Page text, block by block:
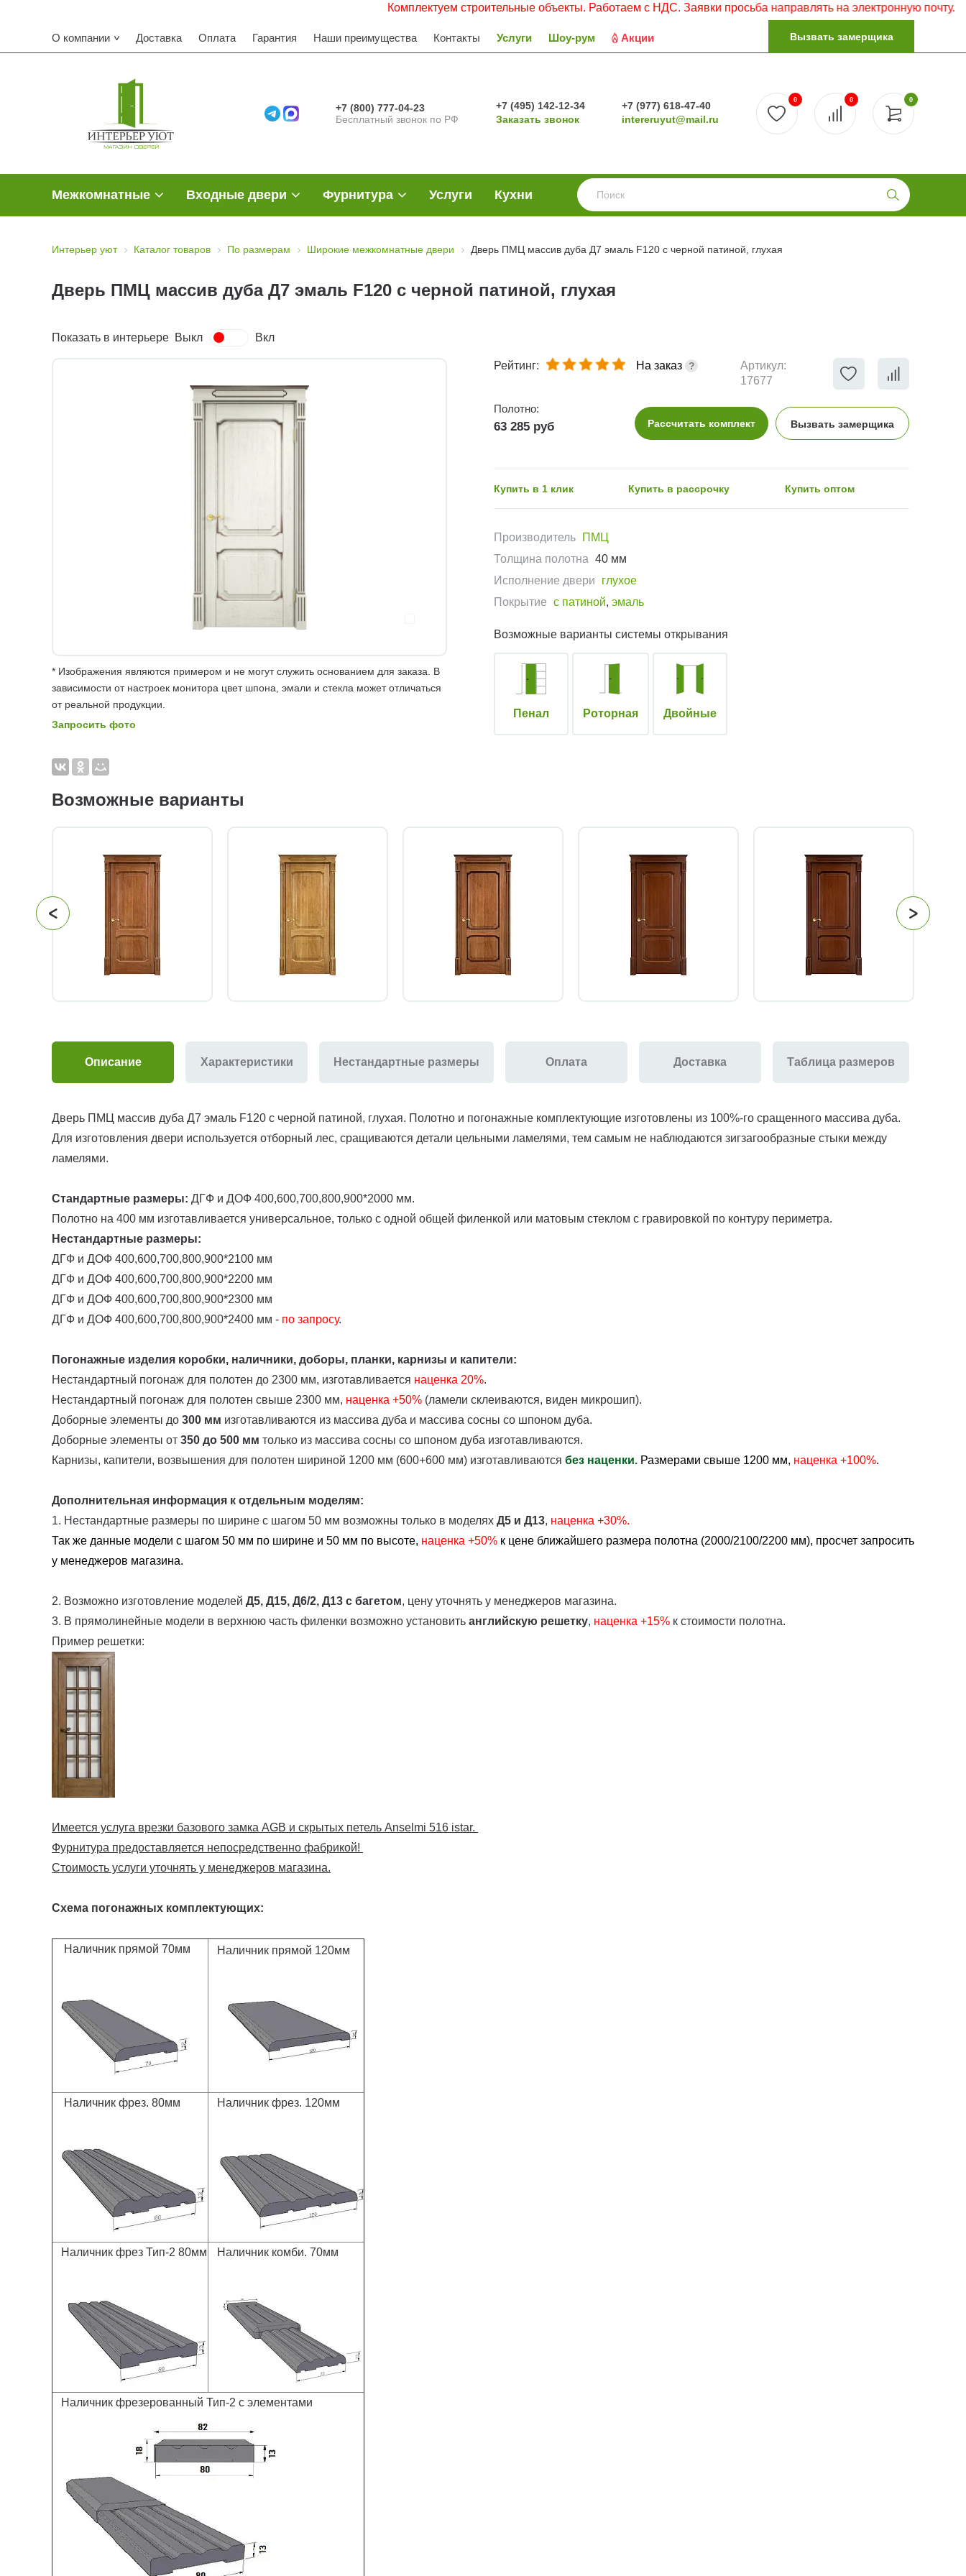
Комплектуем строительные объекты. Работаем с НДС. Заявки просьба направлять на электронную почту.
О компании Доставка Оплата Гарантия Наши преимущества Контакты Услуги Шоу-рум Акции Вызвать замерщика
+7 (800) 777-04-23
Бесплатный звонок по РФ
+7 (495) 142-12-34
Заказать звонок
+7 (977) 618-47-40
intereruyut@mail.ru
0
0 0
Межкомнатные Входные двери Фурнитура Услуги Кухни
Интерьер уют Каталог товаров По размерам Широкие межкомнатные двери Дверь ПМЦ массив дуба Д7 эмаль F120 с черной патиной, глухая
Дверь ПМЦ массив дуба Д7 эмаль F120 с черной патиной, глухая
Показать в интерьере Выкл Вкл
* Изображения являются примером и не могут служить основанием для заказа. В
зависимости от настроек монитора цвет шпона, эмали и стекла может отличаться
от реальной продукции.
Запросить фото
Рейтинг: На заказ
Артикул:
17677
Полотно:
63 285 руб Рассчитать комплект Вызвать замерщика
Купить в 1 клик Купить в рассрочку Купить оптом
Производитель
ПМЦ
Толщина полотна 40 мм
Исполнение двери
глухое
Покрытие с патиной, эмаль
Возможные варианты системы открывания
Пенал Роторная Двойные
Возможные варианты
Описание Характеристики Нестандартные размеры Оплата Доставка Таблица размеров
Дверь ПМЦ массив дуба Д7 эмаль F120 с черной патиной, глухая. Полотно и погонажные комплектующие изготовлены из 100%-го сращенного массива дуба.
Для изготовления двери используется отборный лес, сращиваются детали цельными ламелями, тем самым не наблюдаются зигзагообразные стыки между
ламелями.
Стандартные размеры: ДГФ и ДОФ 400,600,700,800,900*2000 мм.
Полотно на 400 мм изготавливается универсальное, только с одной общей филенкой или матовым стеклом с гравировкой по контуру периметра.
Нестандартные размеры:
ДГФ и ДОФ 400,600,700,800,900*2100 мм
ДГФ и ДОФ 400,600,700,800,900*2200 мм
ДГФ и ДОФ 400,600,700,800,900*2300 мм
ДГФ и ДОФ 400,600,700,800,900*2400 мм - по запросу.
Погонажные изделия коробки, наличники, доборы, планки, карнизы и капители:
Нестандартный погонаж для полотен до 2300 мм, изготавливается наценка 20%.
Нестандартный погонаж для полотен свыше 2300 мм, наценка +50% (ламели склеиваются, виден микрошип).
Доборные элементы до 300 мм изготавливаются из массива дуба и массива сосны со шпоном дуба.
Доборные элементы от 350 до 500 мм только из массива сосны со шпоном дуба изготавливаются.
Карнизы, капители, возвышения для полотен шириной 1200 мм (600+600 мм) изготавливаются без наценки. Размерами свыше 1200 мм, наценка +100%.
Дополнительная информация к отдельным моделям:
1. Нестандартные размеры по ширине с шагом 50 мм возможны только в моделях Д5 и Д13, наценка +30%.
Так же данные модели с шагом 50 мм по ширине и 50 мм по высоте, наценка +50% к цене ближайшего размера полотна (2000/2100/2200 мм), просчет запросить
у менеджеров магазина.
2. Возможно изготовление моделей Д5, Д15, Д6/2, Д13 с багетом, цену уточнять у менеджеров магазина.
3. В прямолинейные модели в верхнюю часть филенки возможно установить английскую решетку, наценка +15% к стоимости полотна.
Пример решетки:
Имеется услуга врезки базового замка AGB и скрытых петель Anselmi 516 istar.
Фурнитура предоставляется непосредственно фабрикой!
Стоимость услуги уточнять у менеджеров магазина.
Схема погонажных комплектующих:
Наличник прямой 70мм Наличник прямой 120мм
Наличник фрез. 80мм Наличник фрез. 120мм
Наличник фрез Тип-2 80мм Наличник комби. 70мм
Наличник фрезерованный Тип-2 с элементами